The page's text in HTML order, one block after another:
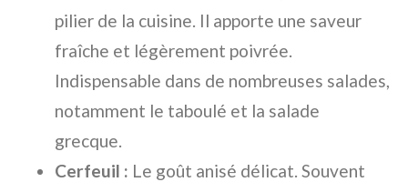
pilier de la cuisine. Il apporte une saveur
fraîche et légèrement poivrée.
Indispensable dans de nombreuses salades,
notamment le taboulé et la salade
grecque.
Cerfeuil : Le goût anisé délicat. Souvent